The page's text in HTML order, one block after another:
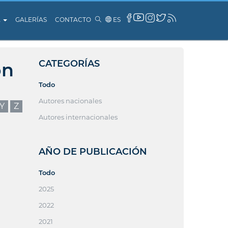
GALERÍAS CONTACTO ES
Z
CATEGORÍAS
Todo
Autores nacionales
Autores internacionales
AÑO DE PUBLICACIÓN
Todo
2025
2022
2021